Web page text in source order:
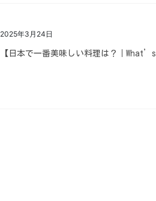
2025年3月24日
【日本で一番美味しい料理は？｜